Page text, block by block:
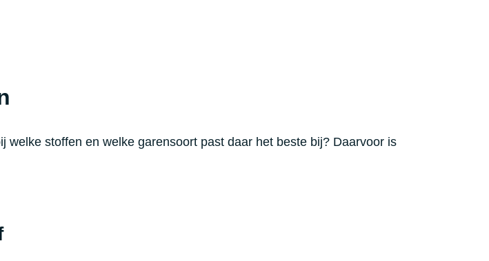
stoffen en welke garensoort past daar het beste bij? Daarvoor is